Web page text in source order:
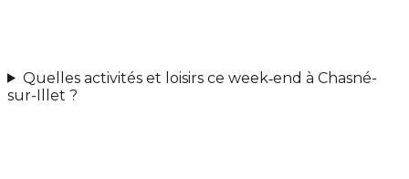
Quelles activités et loisirs ce week‑end à Chasné-
sur-Illet ?